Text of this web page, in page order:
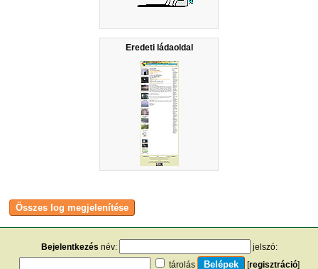
Eredeti ládaoldal
Bejelentkezés név:
jelszó:
tárolás
[regisztráció]